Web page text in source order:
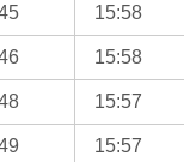
15:58
15:58
15:57
15:57